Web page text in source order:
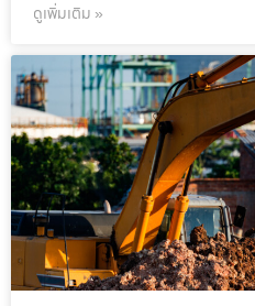
ดูเพิ่มเติม »